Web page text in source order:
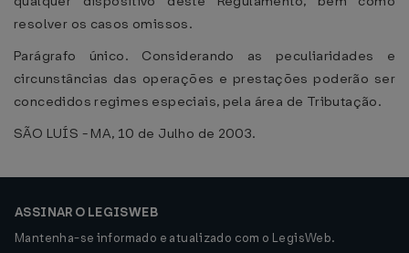
resolver os casos omissos.
Parágrafo único. Considerando as peculiaridades e
circunstâncias das operações e prestações poderão ser
concedidos regimes especiais, pela área de Tributação.
SÃO LUÍS - MA, 10 de Julho de 2003.
ASSINAR O LEGISWEB
Mantenha-se informado e atualizado com o LegisWeb.